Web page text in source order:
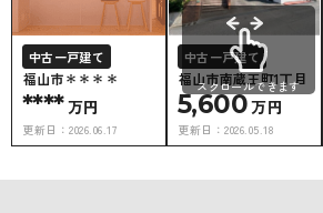
中古一戸建て
福山市＊＊＊＊
****万円
更新日： 2026.06.17
中古一戸建て
福山市南蔵王町1丁目
5,600万円
更新日： 2026.05.18
スクロールできます